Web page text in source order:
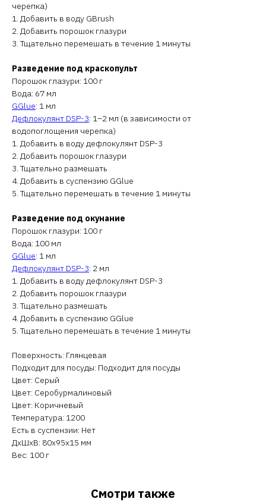
черепка)
1. Добавить в воду GBrush
2. Добавить порошок глазури
3. Тщательно перемешать в течение 1 минуты
Разведение под краскопульт
Порошок глазури: 100 г
Вода: 67 мл
GGlue: 1 мл
Дефлокулянт DSP-3: 1–2 мл (в зависимости от
водопоглощения черепка)
1. Добавить в воду дефлокулянт DSP-3
2. Добавить порошок глазури
3. Тщательно размешать
4. Добавить в суспензию GGlue
5. Тщательно перемешать в течение 1 минуты
Разведение под окунание
Порошок глазури: 100 г
Вода: 100 мл
GGlue: 1 мл
Дефлокулянт DSP-3: 2 мл
1. Добавить в воду дефлокулянт DSP-3
2. Добавить порошок глазури
3. Тщательно размешать
4. Добавить в суспензию GGlue
5. Тщательно перемешать в течение 1 минуты
Поверхность: Глянцевая
Подходит для посуды: Подходит для посуды
Цвет: Серый
Цвет: Серобурмалиновый
Цвет: Коричневый
Температура: 1200
Есть в суспензии: Нет
ДxШxВ: 80x95x15 мм
Вес: 100 г
Смотри также